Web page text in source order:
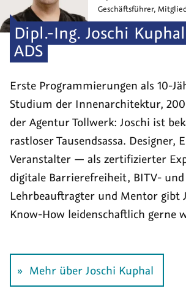
Dipl.-Ing. Joschi Kuphal
ADS
Geschäftsführer,
Erste Programmierungen als 10-
Studium der Innen­architektur,
der Agentur Tollwerk: Joschi ist
rastloser Tausend­sassa. Designer,
Veranstalter — als zerti­fizierter
digitale Barriere­freiheit, BITV- und
Lehr­beauf­tragter und Mentor gibt
Know-How leiden­schaftlich gerne
Mehr über Joschi Kuphal